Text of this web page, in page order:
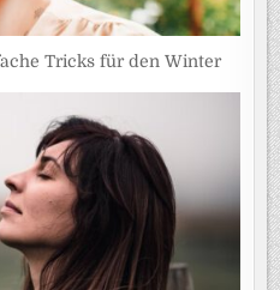
Tricks für den Winter